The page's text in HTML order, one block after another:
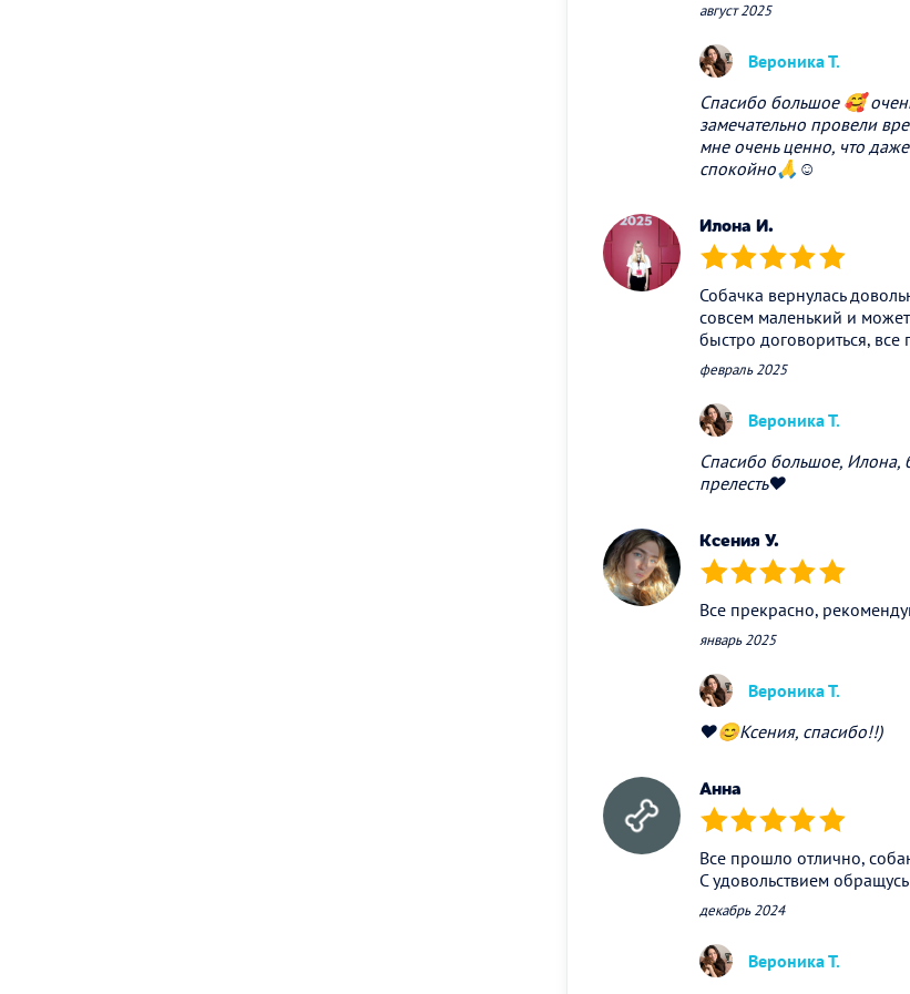
август 2025
Вероника Т.
Спасибо большое 🥰
замечательно провели
мне очень ценно, что
спокойно🙏☺️
Илона И.
(*) (*) (*) (*) (*)
Собачка вернулась
совсем маленький и
быстро договориться,
февраль 2025
Вероника Т.
Спасибо большое, Илона,
прелесть❤️
Ксения У.
(*) (*) (*) (*) (*)
Все прекрасно,
январь 2025
Вероника Т.
❤️😊Ксения, спасибо!!)
Анна
(*) (*) (*) (*) (*)
Все прошло отлично,
С удовольствием
декабрь 2024
Вероника Т.